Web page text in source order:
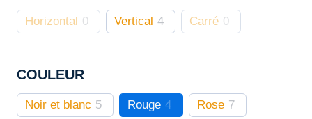
être
choisies
page
du
Horizontal 0 Vertical 4 Carré 0
COULEUR
Noir et blanc 5 Rouge 4 Rose 7